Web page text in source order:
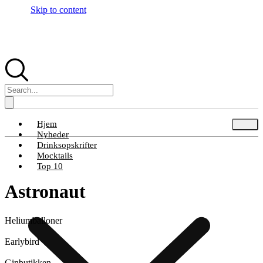
Skip to content
Hjem
Nyheder
Drinksopskrifter
Mocktails
Top 10
Astronaut
Heliumballoner
Earlybird